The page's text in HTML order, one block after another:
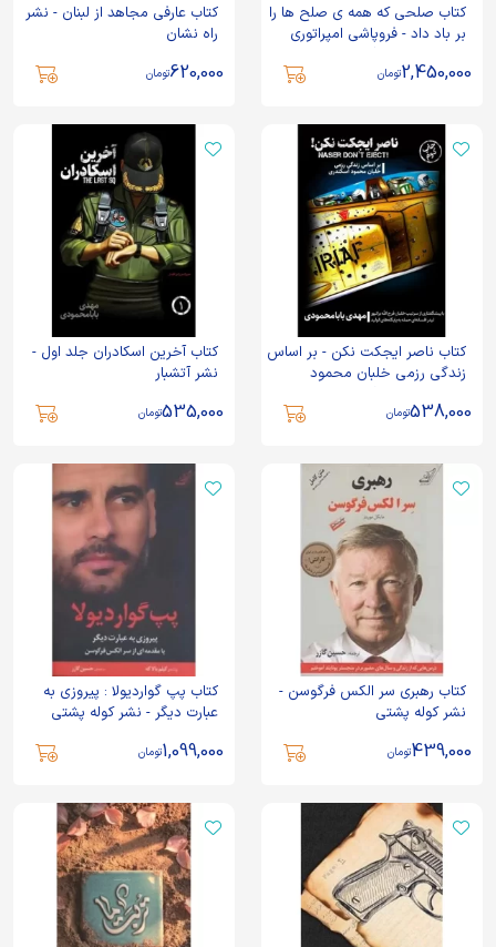
کتاب صلحی که همه ی صلح ها را
بر باد داد - فروپاشی امپراتوری
عثمانی و شکل گیری خاور میانه ی
معاصر - نشر ماهی
2,450,000تومان
کتاب عارفی مجاهد از لبنان - نشر
راه نشان
620,000تومان
کتاب ناصر ایجکت نکن - بر اساس
زندگی رزمی خلبان محمود
538,000تومان
کتاب آخرین اسکادران جلد اول -
نشر آتشبار
535,000تومان
کتاب رهبری سر الکس فرگوسن -
نشر کوله پشتی
439,000تومان
کتاب پپ گواردیولا : پیروزی به
عبارت دیگر - نشر کوله پشتی
1,099,000تومان